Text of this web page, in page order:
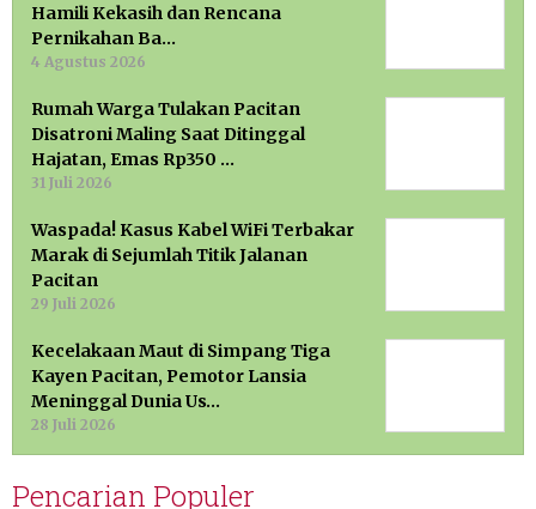
Hamili Kekasih dan Rencana
Pernikahan Ba…
4 Agustus 2026
Rumah Warga Tulakan Pacitan
Disatroni Maling Saat Ditinggal
Hajatan, Emas Rp350 …
31 Juli 2026
Waspada! Kasus Kabel WiFi Terbakar
Marak di Sejumlah Titik Jalanan
Pacitan
29 Juli 2026
Kecelakaan Maut di Simpang Tiga
Kayen Pacitan, Pemotor Lansia
Meninggal Dunia Us…
28 Juli 2026
Pencarian Populer